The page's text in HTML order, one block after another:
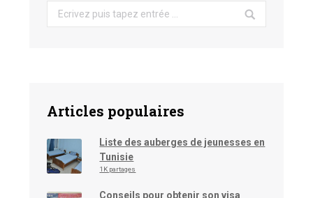
Search:
Articles populaires
Liste des auberges de jeunesses en
Tunisie
1K partages
Conseils pour obtenir son visa